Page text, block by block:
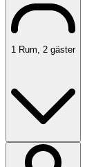
1 Rum, 2 gäster